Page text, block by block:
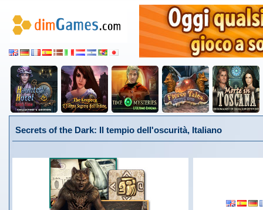
Secrets of the Dark: Il tempio dell'oscurità, Italiano